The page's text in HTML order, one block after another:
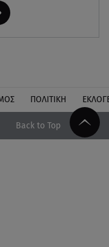
ΠΟΛΙΤΙΚΗ
Back to Top